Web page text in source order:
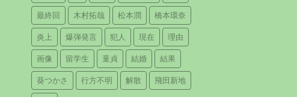
最終回 木村拓哉 松本潤 橋本環奈
炎上 爆弾発言 犯人 現在 理由
画像 留学生 童貞 結婚 結果
葵つかさ 行方不明 解散 飛田新地